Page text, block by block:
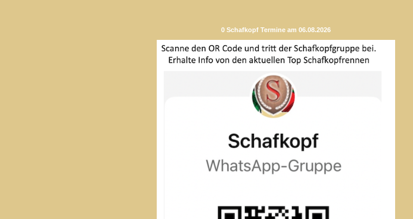
0 Schafkopf Termine am 06.08.2026